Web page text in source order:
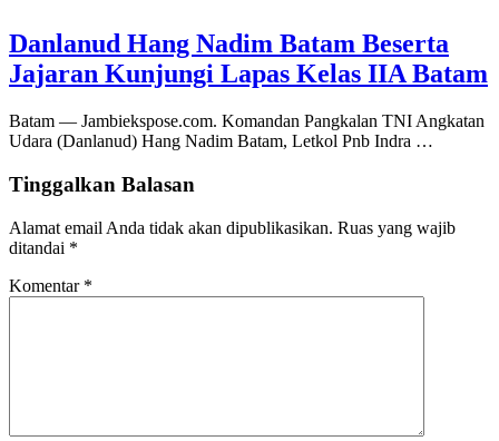
Danlanud Hang Nadim Batam Beserta
Jajaran Kunjungi Lapas Kelas IIA Batam
Batam — Jambiekspose.com. Komandan Pangkalan TNI Angkatan
Udara (Danlanud) Hang Nadim Batam, Letkol Pnb Indra …
Tinggalkan Balasan
Alamat email Anda tidak akan dipublikasikan. Ruas yang wajib
ditandai *
Komentar *